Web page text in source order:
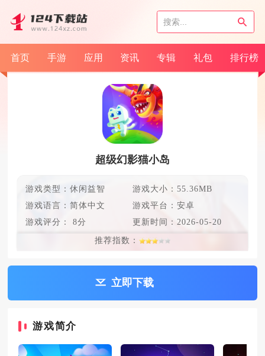
首页 手游 应用 资讯 专辑 礼包 排行榜
超级幻影猫小岛
游戏类型：休闲益智
游戏大小：55.36MB
游戏语言： 简体中文
游戏平台：安卓
游戏评分： 8分 更新时间： 2026-05-20
推荐指数：
立即下载
游戏简介